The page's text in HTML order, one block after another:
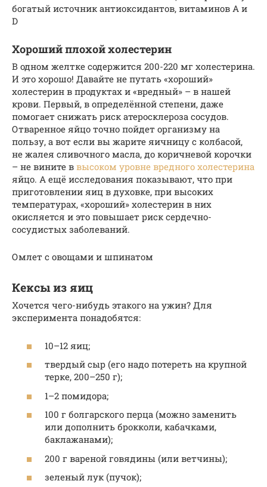
богатый источник антиоксидантов, витаминов A и
D
Хороший плохой холестерин
В одном желтке содержится 200-220 мг холестерина.
И это хорошо! Давайте не путать «хороший»
холестерин в продуктах и «вредный» – в нашей
крови. Первый, в определённой степени, даже
помогает снижать риск атеросклероза сосудов.
Отваренное яйцо точно пойдет организму на
пользу, а вот если вы жарите яичницу с колбасой,
не жалея сливочного масла, до коричневой корочки
– не вините в высоком уровне вредного холестерина
яйцо. А ещё исследования показывают, что при
приготовлении яиц в духовке, при высоких
температурах, «хороший» холестерин в них
окисляется и это повышает риск сердечно-
сосудистых заболеваний.
Омлет с овощами и шпинатом
Кексы из яиц
Хочется чего-нибудь этакого на ужин? Для
эксперимента понадобятся:
10–12 яиц;
твердый сыр (его надо потереть на крупной
терке, 200–250 г);
1–2 помидора;
100 г болгарского перца (можно заменить
или дополнить брокколи, кабачками,
баклажанами);
200 г вареной говядины (или ветчины);
зеленый лук (пучок);